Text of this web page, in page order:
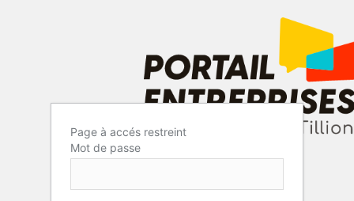
Page à accés restreint
Mot de passe